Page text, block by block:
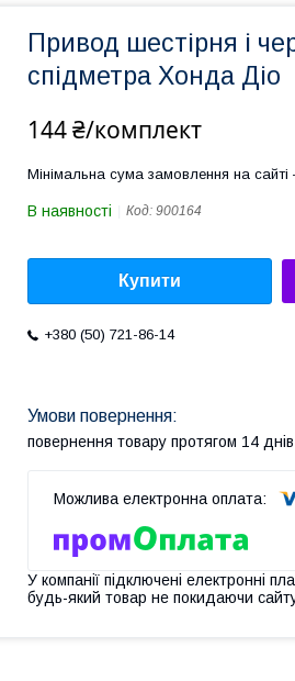
Привод шестірня і
спідметра Хонда Діо
144 ₴/комплект
Мінімальна сума замовлення на
В наявності Код: 900164
Купити
+380 (50) 721-86-14
повернення товару протягом 14 днів
У компанії підключені електронні
будь-який товар не покидаючи